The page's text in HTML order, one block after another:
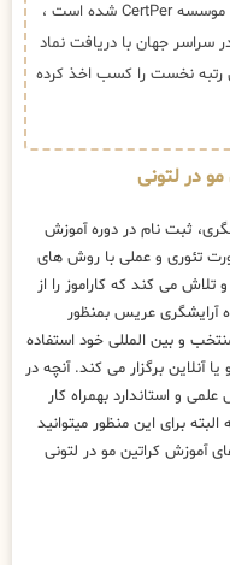
پی موفق به کسب رتبه برتر کیفیت آموزش از موسسه CertPer شده است ،
آموزشی در سراسر جهان با دریافت نماد
رتبه نخست را کسب اخذ کرده
در لتونی
ثبت نام در دوره آموزش
تئوری و عملی با روش های
تلاش می کند که کاراموز را از
آرایشگری عریس بمنظور
و بین المللی خود استفاده
برگزار می کند. آنچه در
و استاندارد بهمراه کار
برای این منظور میتوانید
آموزش کراتین مو در لتونی